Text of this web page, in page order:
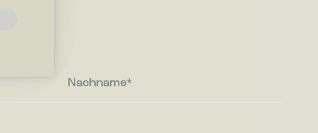
die Art
Nachname